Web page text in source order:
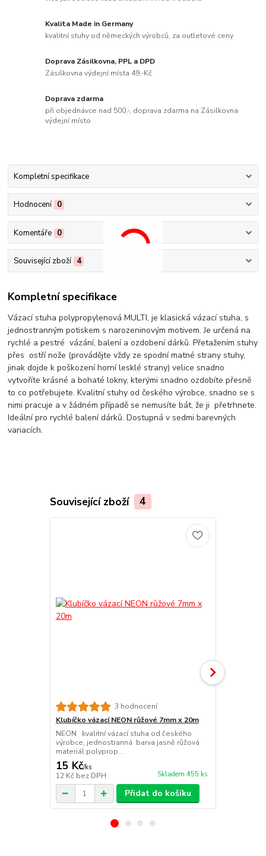
Kvalita Made in Germany
kvalitní stuhy od německých výrobců, za outletové ceny
Doprava Zásilkovna, PPL a DPD
Zásilkovna výdejní místa 49,-Kč
Doprava zdarma
při objednávce nad 500,-, doprava zdarma na Zásilkovna
výdejní místo
Kompletní specifikace
Hodnocení 0
Komentáře 0
Související zboží 4
Kompletní specifikace
Vázací stuha polypropylenová MULTI, je klasická vázací stuha, s
jednostranným potiskem s narozeninovým motivem. Je určená na
rychlé a pestré vázání, balení a ozdobení dárků. Přetažením stuhy
přes ostří nože (provádějte vždy ze spodní matné strany stuhy,
jinak dojde k poškození horní lesklé strany) velice snadno
vytvoříte krásné a bohaté lokny, kterými snadno ozdobíte přesně
to co potřebujete. Kvalitní stuhy od českého výrobce, snadno se s
nimi pracuje a v žádném případě se nemusíte bát, že ji přetrhnete.
Ideální pro rychlé balení dárků. Dostupná v sedmi barevných
variacích.
Související zboží 4
3 hodnocení
Klubíčko vázací NEON růžové 7mm x 20m
NEON kvalitní vázací stuha od českého
výrobce, jednostranná barva jasně růžová
materiál polyprop...
15 Kč/ks
12 Kč bez DPH Skladem 455 ks
Přidat do košíku